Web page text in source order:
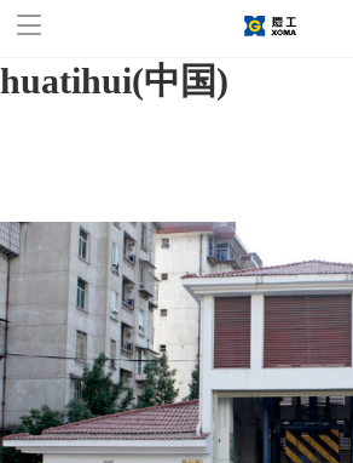
华体会官方网站,华体会
huatihui(中国)